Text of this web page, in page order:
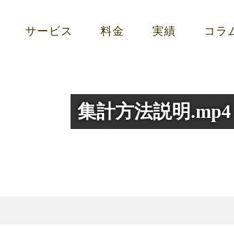
サービス 料金 実績 コラ
集計方法説明.mp4